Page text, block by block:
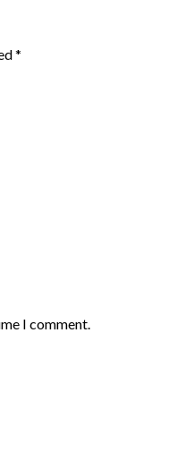
*
I comment.